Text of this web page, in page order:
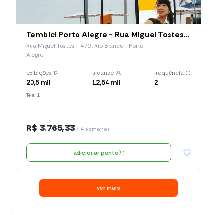
Tembici Porto Alegre - Rua Miguel Tostes (Estação 037), Rua Miguel Tostes
Rua Miguel Tostes - 470 , Rio Branco - Porto
Alegre
exibições
20,5 mil
alcance
12,54 mil
frequência
2
Tela: 1
R$ 3.765,33 / 4 semanas
adicionar ponto
ver mais